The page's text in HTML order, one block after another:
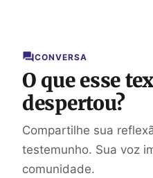
CONVERSA
O que esse
despertou?
Compartilhe sua
testemunho. Sua voz
comunidade.